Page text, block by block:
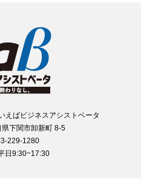
えばビジネスアシストベータ
下関市卸新町 8-5
229-1280
日9:30~17:30